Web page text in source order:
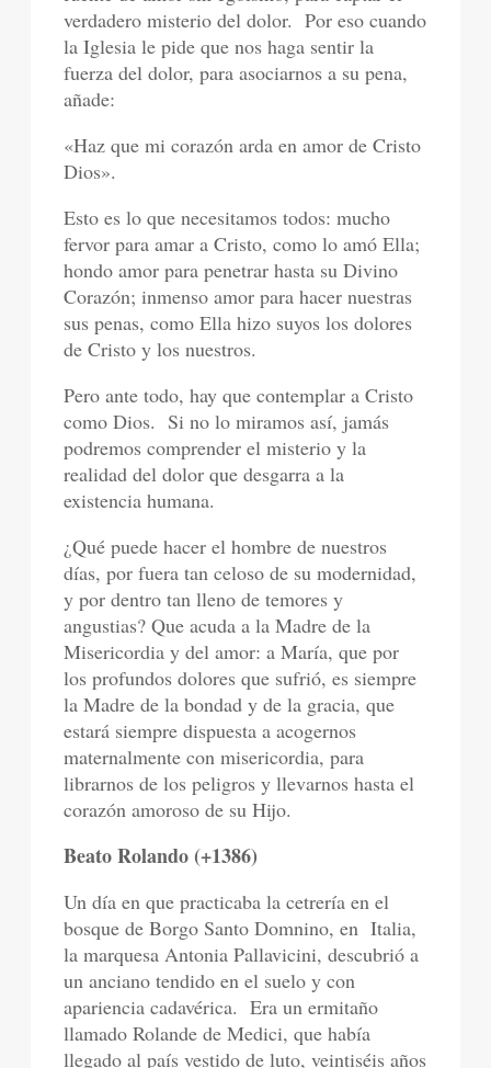
verdadero misterio del dolor. Por eso cuando
la Iglesia le pide que nos haga sentir la
fuerza del dolor, para asociarnos a su pena,
añade:
«Haz que mi corazón arda en amor de Cristo
Dios».
Esto es lo que necesitamos todos: mucho
fervor para amar a Cristo, como lo amó Ella;
hondo amor para penetrar hasta su Divino
Corazón; inmenso amor para hacer nuestras
sus penas, como Ella hizo suyos los dolores
de Cristo y los nuestros.
Pero ante todo, hay que contemplar a Cristo
como Dios. Si no lo miramos así, jamás
podremos comprender el misterio y la
realidad del dolor que desgarra a la
existencia humana.
¿Qué puede hacer el hombre de nuestros
días, por fuera tan celoso de su modernidad,
y por dentro tan lleno de temores y
angustias? Que acuda a la Madre de la
Misericordia y del amor: a María, que por
los profundos dolores que sufrió, es siempre
la Madre de la bondad y de la gracia, que
estará siempre dispuesta a acogernos
maternalmente con misericordia, para
librarnos de los peligros y llevarnos hasta el
corazón amoroso de su Hijo.
Beato Rolando (+1386)
Un día en que practicaba la cetrería en el
bosque de Borgo Santo Domnino, en Italia,
la marquesa Antonia Pallavicini, descubrió a
un anciano tendido en el suelo y con
apariencia cadavérica. Era un ermitaño
llamado Rolande de Medici, que había
llegado al país vestido de luto, veintiséis años